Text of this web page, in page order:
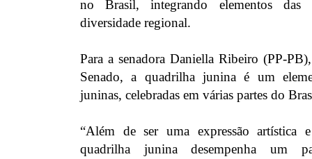
no Brasil, integrando elementos
diversidade regional.
Para a senadora Daniella Ribeiro (PP-
Senado, a quadrilha junina é um
juninas, celebradas em várias partes do
“Além de ser uma expressão artística
quadrilha junina desempenha um